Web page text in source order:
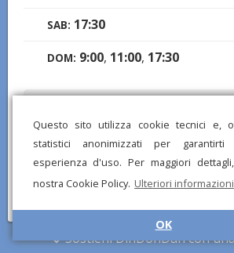
Questo sito utilizza cookie tecnici e,
statistici anonimizzati per
esperienza d'uso. Per maggiori
nostra Cookie Policy. Ulteriori informazioni
OK
SAB: 17:30
DOM: 9:00, 11:00, 17:30
DinDonDan per inviare correzioni e segnalare
Sostieni DinDonDan con